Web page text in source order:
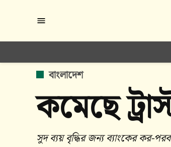
content
POSTED
বাংলাদেশ
কমেছে
সুদ ব্যয় বৃদ্ধির জন্য ব্যাংকের কর-